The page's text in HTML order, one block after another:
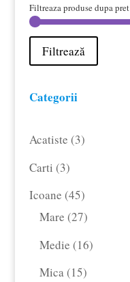
Filtreaza produse dupa pret
Filtrează
Categorii
Acatiste 33
Carti 33
produse
Icoane 4545
de
produse
Mare 2727
de
Medie 1616
Mica 1515